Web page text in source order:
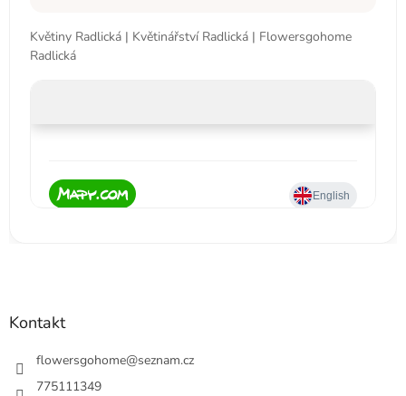
Květiny Radlická | Květinářství Radlická | Flowersgohome
Radlická
Kontakt
flowersgohome@seznam.cz
775111349